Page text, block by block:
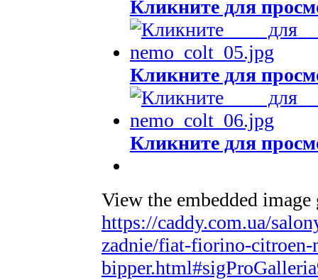
Кликните для
Кликните для
Кликните для
View the embedded
https://caddy.com.ua/
zadnie/fiat-fiorino-citroen-